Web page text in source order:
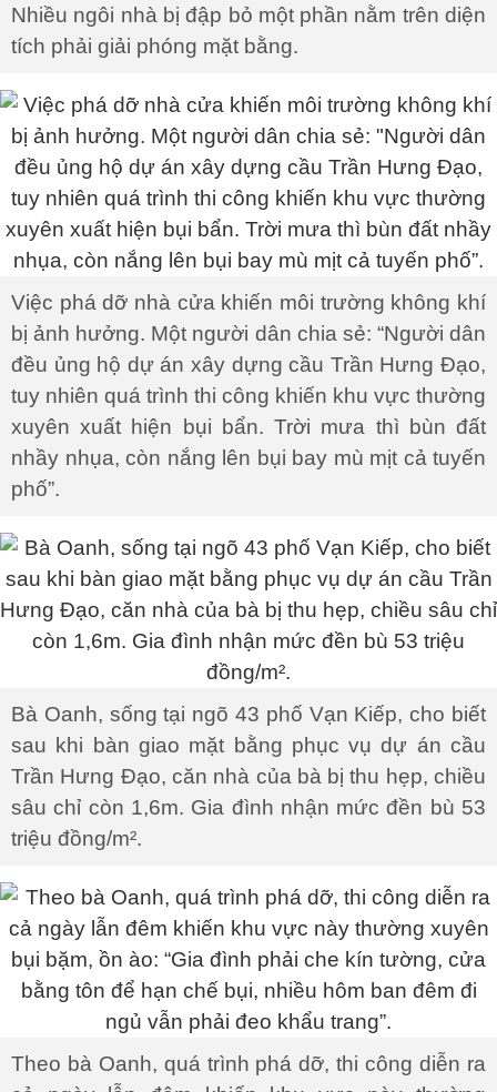
Nhiều ngôi nhà bị đập bỏ một phần nằm trên diện
tích phải giải phóng mặt bằng.
Việc phá dỡ nhà cửa khiến môi trường không khí
bị ảnh hưởng. Một người dân chia sẻ: “Người dân
đều ủng hộ dự án xây dựng cầu Trần Hưng Đạo,
tuy nhiên quá trình thi công khiến khu vực thường
xuyên xuất hiện bụi bẩn. Trời mưa thì bùn đất
nhầy nhụa, còn nắng lên bụi bay mù mịt cả tuyến
phố”.
Bà Oanh, sống tại ngõ 43 phố Vạn Kiếp, cho biết
sau khi bàn giao mặt bằng phục vụ dự án cầu
Trần Hưng Đạo, căn nhà của bà bị thu hẹp, chiều
sâu chỉ còn 1,6m. Gia đình nhận mức đền bù 53
triệu đồng/m².
Theo bà Oanh, quá trình phá dỡ, thi công diễn ra